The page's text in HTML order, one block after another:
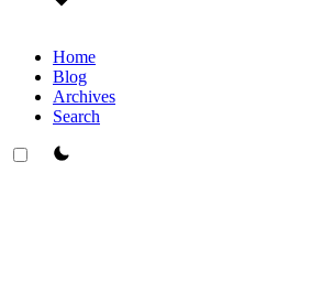
Home
Blog
Archives
Search
theme switcher